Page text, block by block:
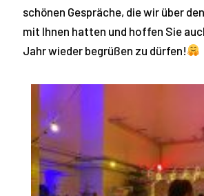
schönen Gespräche, die wir über
mit Ihnen hatten und hoffen Sie
Jahr wieder begrüßen zu dürfen!